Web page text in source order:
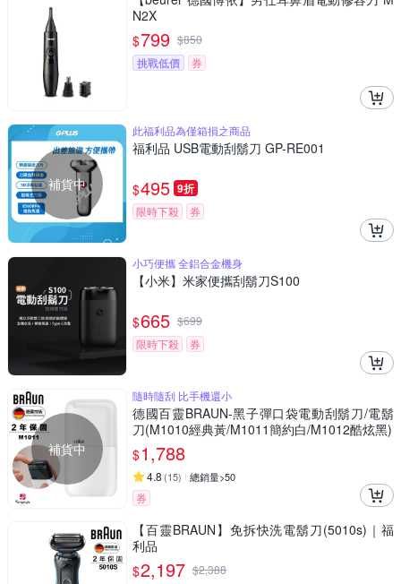
N2X
$799 $850
挑戰低價
券
補貨中
此福利品為僅箱損之商品
福利品 USB電動刮鬍刀 GP-RE001
$495 9折
限時下殺 券
小巧便攜 全鋁合金機身
【小米】米家便攜刮鬍刀S100
$665 $699
限時下殺
券
補貨中
隨時隨刮 比手機還小
德國百靈BRAUN-黑子彈口袋電動刮鬍刀/電鬍
刀(M1010經典黃/M1011簡約白/M1012酷炫黑)
$1,788
4.8 (15) 總銷量>50
券
【百靈BRAUN】免拆快洗電鬍刀(5010s)｜福
利品
$2,197 $2,388